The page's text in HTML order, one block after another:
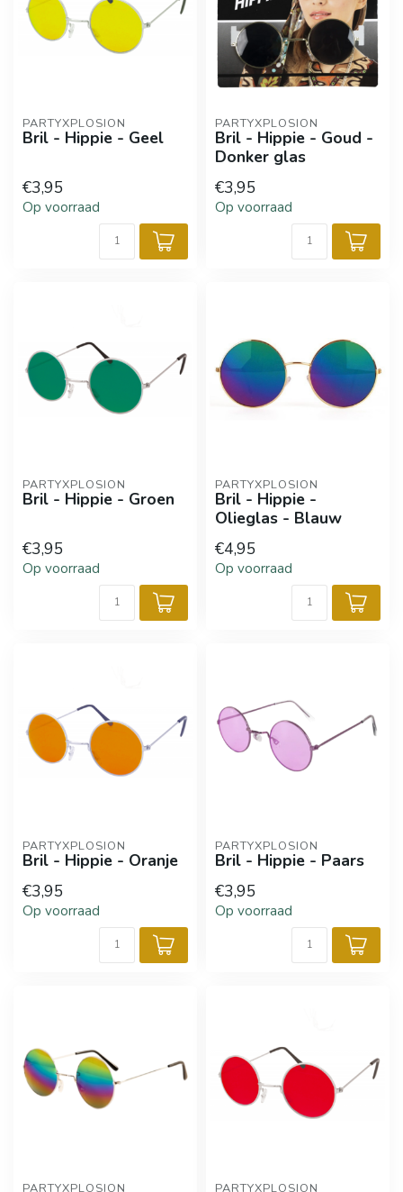
PARTYXPLOSION
Bril - Hippie - Geel
€3,95
Op voorraad
PARTYXPLOSION
Bril - Hippie - Goud -
Donker glas
€3,95
Op voorraad
PARTYXPLOSION
Bril - Hippie - Groen
€3,95
Op voorraad
PARTYXPLOSION
Bril - Hippie -
Olieglas - Blauw
€4,95
Op voorraad
PARTYXPLOSION
Bril - Hippie - Oranje
€3,95
Op voorraad
PARTYXPLOSION
Bril - Hippie - Paars
€3,95
Op voorraad
PARTYXPLOSION PARTYXPLOSION